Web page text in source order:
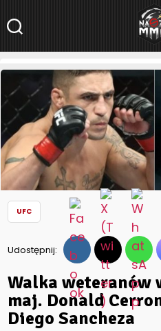
NaszeMMA.pl»Aktualności»Świat»
planach na maj. Donald
UFC
Udostępnij:
Walka weteranów
maj. Donald
Diego Sancheza